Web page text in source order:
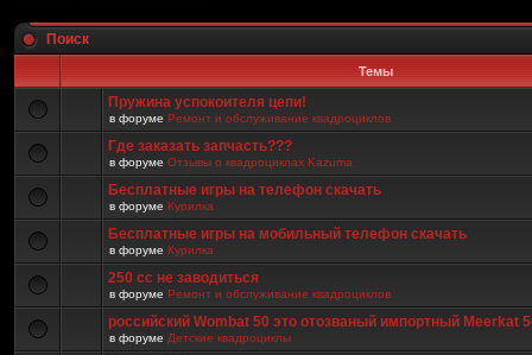
Поиск
Темы
Пружина успокоителя цепи!
в форуме Ремонт и обслуживание квадроциклов
Где заказать запчасть???
в форуме Отзывы о квадроциклах Kazuma
Бесплатные игры на телефон скачать
в форуме Курилка
Бесплатные игры на мобильный телефон скачать
в форуме Курилка
250 cc не заводиться
в форуме Ремонт и обслуживание квадроциклов
российский Wombat 50 это отозваный импортный Meerkat
в форуме Детские квадроциклы